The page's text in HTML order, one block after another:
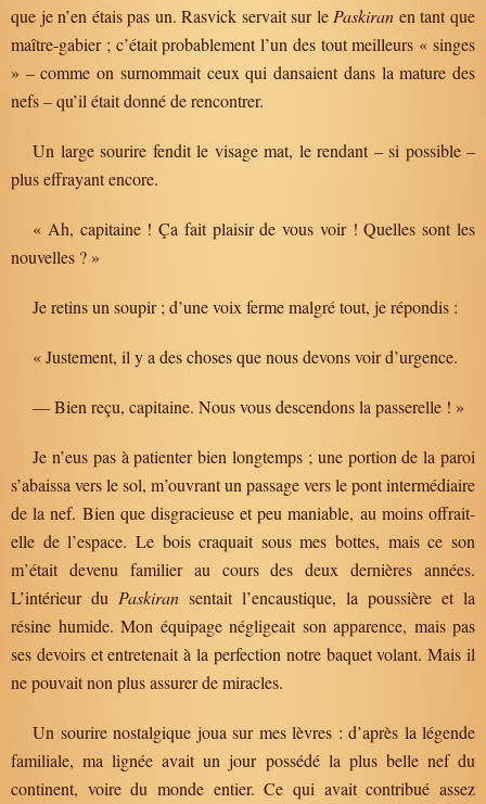
que je n’en étais pas un. Rasvick servait sur le Paskiran en tant que
maître-gabier ; c’était probablement l’un des tout meilleurs « singes
» – comme on surnommait ceux qui dansaient dans la mature des
nefs – qu’il était donné de rencontrer.
Un large sourire fendit le visage mat, le rendant – si possible –
plus effrayant encore.
« Ah, capitaine ! Ça fait plaisir de vous voir ! Quelles sont les
nouvelles ? »
Je retins un soupir ; d’une voix ferme malgré tout, je répondis :
« Justement, il y a des choses que nous devons voir d’urgence.
— Bien reçu, capitaine. Nous vous descendons la passerelle ! »
Je n’eus pas à patienter bien longtemps ; une portion de la paroi
s’abaissa vers le sol, m’ouvrant un passage vers le pont intermédiaire
de la nef. Bien que disgracieuse et peu maniable, au moins offrait-
elle de l’espace. Le bois craquait sous mes bottes, mais ce son
m’était devenu familier au cours des deux dernières années.
L’intérieur du Paskiran sentait l’encaustique, la poussière et la
résine humide. Mon équipage négligeait son apparence, mais pas
ses devoirs et entretenait à la perfection notre baquet volant. Mais il
ne pouvait non plus assurer de miracles.
Un sourire nostalgique joua sur mes lèvres : d’après la légende
familiale, ma lignée avait un jour possédé la plus belle nef du
continent, voire du monde entier. Ce qui avait contribué assez